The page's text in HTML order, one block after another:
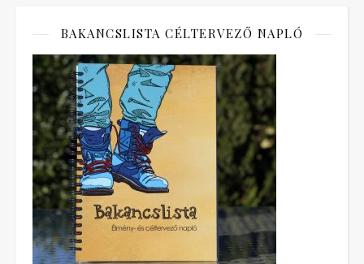
BAKANCSLISTA CÉLTERVEZŐ NAPLÓ